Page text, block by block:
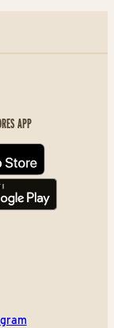
APP